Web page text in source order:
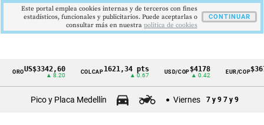
Cintillo
OROUS$3342,60
▲ 8.20
COLCAP1621,34 pts
▲ 0.67
USD/COP$4178
▲ 0.42
EUR/COP$3672
Pico y Placa Medellín Viernes 7 y 9 7 y 9
Este portal emplea cookies internas y de terceros con fines
estadísticos, funcionales y publicitarios. Puede aceptarlas o
consultar más en nuestra politica de cookies
CONTINUAR